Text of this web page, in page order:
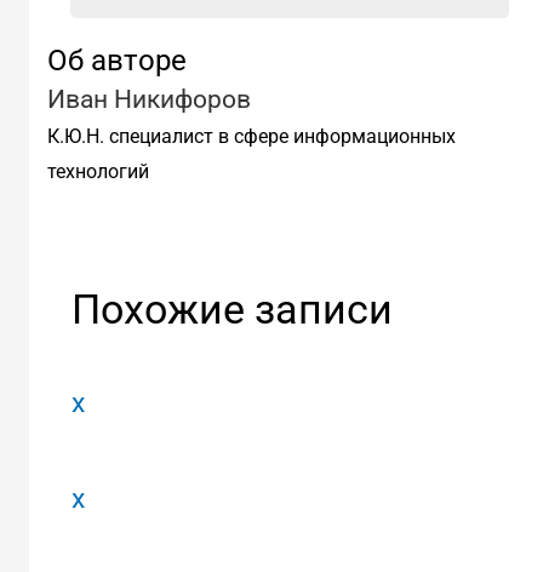
Об авторе
Иван Никифоров
К.Ю.Н. специалист в сфере информационных
технологий
Похожие записи
x
x